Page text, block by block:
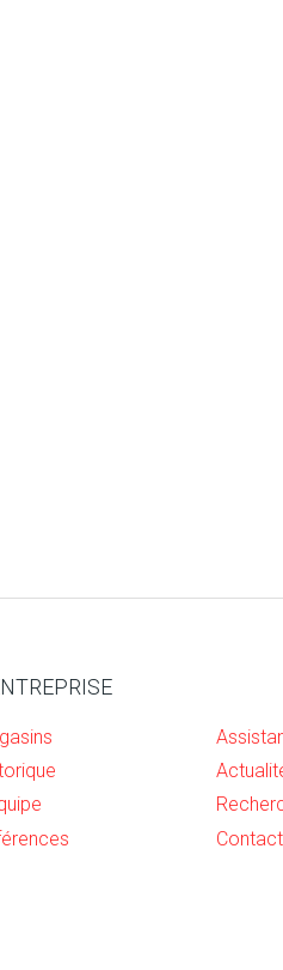
Contact